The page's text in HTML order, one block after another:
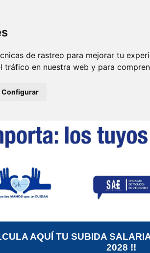
de rastreo para mejorar tu
tráfico en nuestra web y para
Configurar
AQUÍ TU SUBIDA
2028 !!